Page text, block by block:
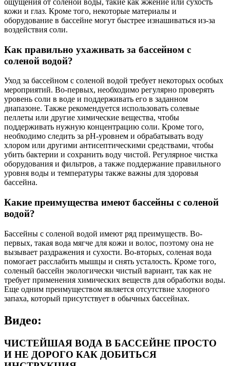
ощущения от соленой воды, такие как жжение или сухость
кожи и глаз. Кроме того, некоторые материалы и
оборудование в бассейне могут быстрее изнашиваться из-за
воздействия соли.
Как правильно ухаживать за бассейном с
соленой водой?
Уход за бассейном с соленой водой требует некоторых особых
мероприятий. Во-первых, необходимо регулярно проверять
уровень соли в воде и поддерживать его в заданном
диапазоне. Также рекомендуется использовать солевые
пеллеты или другие химические вещества, чтобы
поддерживать нужную концентрацию соли. Кроме того,
необходимо следить за pH-уровнем и обрабатывать воду
хлором или другими антисептическими средствами, чтобы
убить бактерии и сохранить воду чистой. Регулярное чистка
оборудования и фильтров, а также поддержание правильного
уровня воды и температуры также важны для здоровья
бассейна.
Какие преимущества имеют бассейны с соленой
водой?
Бассейны с соленой водой имеют ряд преимуществ. Во-
первых, такая вода мягче для кожи и волос, поэтому она не
вызывает раздражения и сухости. Во-вторых, соленая вода
помогает расслабить мышцы и снять усталость. Кроме того,
соленый бассейн экологически чистый вариант, так как не
требует применения химических веществ для обработки воды.
Еще одним преимуществом является отсутствие хлорного
запаха, который присутствует в обычных бассейнах.
Видео:
ЧИСТЕЙШАЯ ВОДА В БАССЕЙНЕ ПРОСТО
И НЕ ДОРОГО КАК ДОБИТЬСЯ